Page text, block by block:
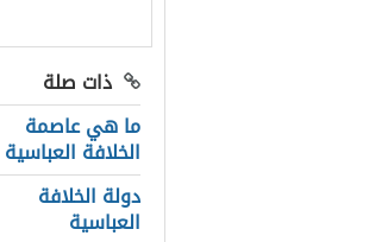
ذات صلة
ما هي عاصمة
الخلافة العباسية
دولة الخلافة
العباسية